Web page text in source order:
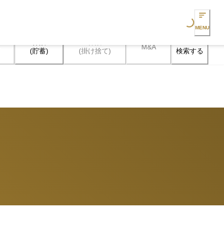
Loading...
MENU
(貯蓄)
(掛け捨て)
M&A 検索する